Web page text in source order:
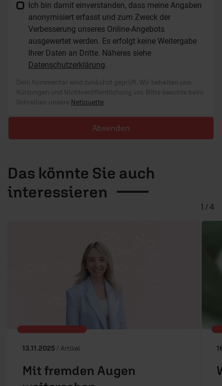
Ich bin damit einverstanden, dass meine Angaben
anonymisiert erfasst und zum Zweck der
Verbesserung unseres Online-Angebots
ausgewertet werden. Es erfolgt keine Weitergabe
Ihrer Daten an Dritte. Näheres siehe
Datenschutzerklärung.
Dein Kommentar wird zunächst geprüft. Wir behalten uns
Kürzungen und Nichtveröffentlichung vor. Bitte beachte beim
Schreiben unsere Netiquette.
Absenden
Das könnte Sie auch
interessieren
13.11.2025 / Artikel
Mit fremden Augen
1 / 4